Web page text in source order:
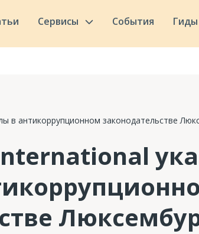
Сервисы События Гиды
в антикоррупционном законодательстве